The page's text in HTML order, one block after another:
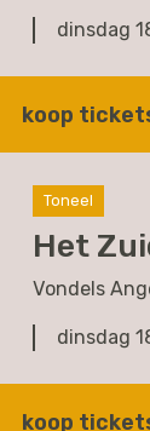
dinsdag
koop
Het
Vondels
Toneel
dinsdag
koop